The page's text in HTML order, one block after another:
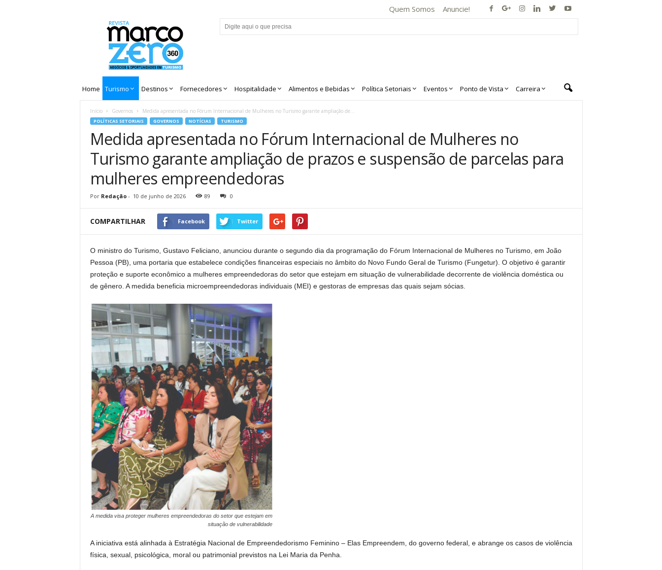
Quem Somos Anuncie!
Home Turismo Destinos Fornecedores Hospitalidade Alimentos e Bebidas Política Setoriais Eventos Ponto de Vista Carreira
Início Governos Medida apresentada no Fórum Internacional de Mulheres no Turismo garante ampliação de...
POLÍTICAS SETORIAIS GOVERNOS NOTÍCIAS TURISMO
Medida apresentada no Fórum Internacional de Mulheres no
Turismo garante ampliação de prazos e suspensão de parcelas para
mulheres empreendedoras
Por Redação- 10 de junho de 2026 89 0
COMPARTILHAR Facebook Twitter
O ministro do Turismo, Gustavo Feliciano, anunciou durante o segundo dia da programação do Fórum Internacional de Mulheres no Turismo, em João
Pessoa (PB), uma portaria que estabelece condições financeiras especiais no âmbito do Novo Fundo Geral de Turismo (Fungetur). O objetivo é garantir
proteção e suporte econômico a mulheres empreendedoras do setor que estejam em situação de vulnerabilidade decorrente de violência doméstica ou
de gênero. A medida beneficia microempreendedoras individuais (MEI) e gestoras de empresas das quais sejam sócias.
A medida visa proteger mulheres empreendedoras do setor que estejam em
situação de vulnerabilidade
A iniciativa está alinhada à Estratégia Nacional de Empreendedorismo Feminino – Elas Empreendem, do governo federal, e abrange os casos de violência
física, sexual, psicológica, moral ou patrimonial previstos na Lei Maria da Penha.